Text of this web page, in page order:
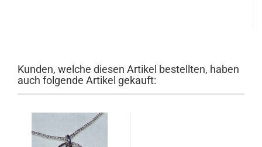
Kunden, welche diesen Artikel bestellten, haben
auch folgende Artikel gekauft: